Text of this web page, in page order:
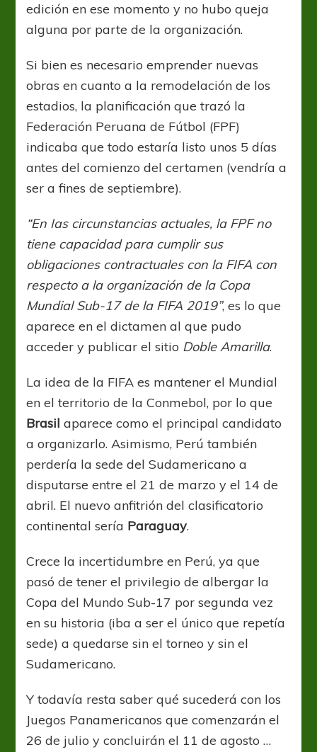
edición en ese momento y no hubo queja
alguna por parte de la organización.
Si bien es necesario emprender nuevas
obras en cuanto a la remodelación de los
estadios, la planificación que trazó la
Federación Peruana de Fútbol (FPF)
indicaba que todo estaría listo unos 5 días
antes del comienzo del certamen (vendría a
ser a fines de septiembre).
“En Ias circunstancias actuales, la FPF no
tiene capacidad para cumplir sus
obligaciones contractuales con la FIFA con
respecto a la organización de la Copa
Mundial Sub-17 de la FIFA 2019”, es lo que
aparece en el dictamen al que pudo
acceder y publicar el sitio Doble Amarilla.
La idea de la FIFA es mantener el Mundial
en el territorio de la Conmebol, por lo que
Brasil aparece como el principal candidato
a organizarlo. Asimismo, Perú también
perdería la sede del Sudamericano a
disputarse entre el 21 de marzo y el 14 de
abril. El nuevo anfitrión del clasificatorio
continental sería Paraguay.
Crece la incertidumbre en Perú, ya que
pasó de tener el privilegio de albergar la
Copa del Mundo Sub-17 por segunda vez
en su historia (iba a ser el único que repetía
sede) a quedarse sin el torneo y sin el
Sudamericano.
Y todavía resta saber qué sucederá con los
Juegos Panamericanos que comenzarán el
26 de julio y concluirán el 11 de agosto …